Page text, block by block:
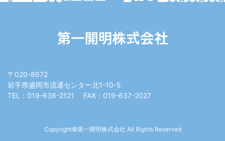
〒020-8672
岩⼿県盛岡市流通センター北1-10-5
TEL：019-638-2121
FAX：019-637-2027
Copyright©第⼀開明株式会社 All Rights Reserved